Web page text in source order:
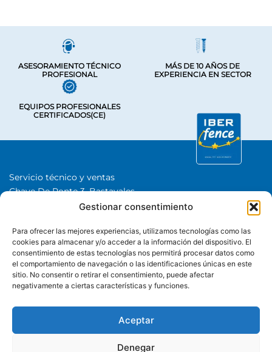
Gestionar consentimiento
Para ofrecer las mejores experiencias, utilizamos tecnologías como las
cookies para almacenar y/o acceder a la información del dispositivo. El
consentimiento de estas tecnologías nos permitirá procesar datos como
el comportamiento de navegación o las identificaciones únicas en este
sitio. No consentir o retirar el consentimiento, puede afectar
negativamente a ciertas características y funciones.
Aceptar
Denegar
ASESORAMIENTO TÉCNICO
PROFESIONAL
MÁS DE 10 AÑOS DE
EXPERIENCIA EN SECTOR
EQUIPOS PROFESIONALES
CERTIFICADOS(CE)
Servicio técnico y ventas
Chave De Ponte 3, Bastavales,
15280 Brión, A Coruña
SOBRE NOSOTROS
CATEGORÍAS
+34 650 480 508 Whatsapp